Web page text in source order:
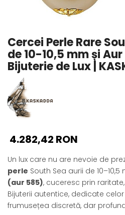
Seturi Perle cu Argint
Pandantive cu Perle
Brose cu Perle
Cercei Perle Rare
de 10-10,5 mm și
Bijuterie de Lux |
4.282,42 RON
Un lux care nu are nevoie de
perle South Sea aurii de 10–10,5
(aur 585), cuceresc prin
Bijuterii autentice, dedicate
frumusețea discretă, dar